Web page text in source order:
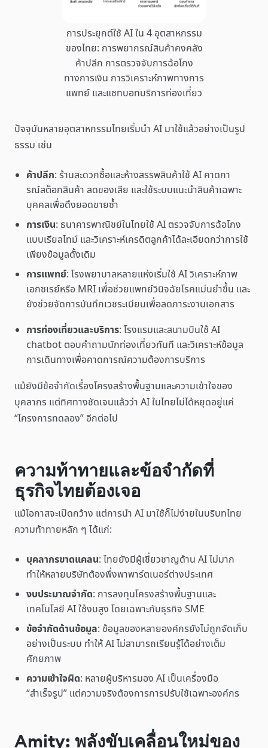
การประยุกต์ใช้ AI ใน 4 อุตสาหกรรม
ของไทย: การพยากรณ์สินค้าคงคลัง
ค้าปลีก การตรวจจับการฉ้อโกง
ทางการเงิน การวิเคราะห์ภาพทางการ
แพทย์ และแชทบอทบริการท่องเที่ยว
ปัจจุบันหลายอุตสาหกรรมไทยเริ่มนำ AI มาใช้แล้วอย่างเป็นรูป
ธรรม เช่น
ค้าปลีก: ร้านสะดวกซื้อและห้างสรรพสินค้าใช้ AI คาดกา
รณ์สต็อกสินค้า ลดของเสีย และใช้ระบบแนะนำสินค้าเฉพาะ
บุคคลเพื่อดึงยอดขายซ้ำ
การเงิน: ธนาคารพาณิชย์ในไทยใช้ AI ตรวจจับการฉ้อโกง
แบบเรียลไทม์ และวิเคราะห์เครดิตลูกค้าได้ละเอียดกว่าการใช้
เพียงข้อมูลดั้งเดิม
การแพทย์: โรงพยาบาลหลายแห่งเริ่มใช้ AI วิเคราะห์ภาพ
เอกซเรย์หรือ MRI เพื่อช่วยแพทย์วินิจฉัยโรคแม่นยำขึ้น และ
ยังช่วยจัดการบันทึกเวชระเบียนเพื่อลดภาระงานเอกสาร
การท่องเที่ยวและบริการ: โรงแรมและสนามบินใช้ AI
chatbot ตอบคำถามนักท่องเที่ยวทันที และวิเคราะห์ข้อมูล
การเดินทางเพื่อคาดการณ์ความต้องการบริการ
แม้ยังมีข้อจำกัดเรื่องโครงสร้างพื้นฐานและความเข้าใจของ
บุคลากร แต่ทิศทางชัดเจนแล้วว่า AI ในไทยไม่ได้หยุดอยู่แค่
“โครงการทดลอง” อีกต่อไป
ความท้าทายและข้อจำกัดที่
ธุรกิจไทยต้องเจอ
แม้โอกาสจะเปิดกว้าง แต่การนำ AI มาใช้ก็ไม่ง่ายในบริบทไทย
ความท้าทายหลัก ๆ ได้แก่:
บุคลากรขาดแคลน: ไทยยังมีผู้เชี่ยวชาญด้าน AI ไม่มาก
ทำให้หลายบริษัทต้องพึ่งพาพาร์ตเนอร์ต่างประเทศ
งบประมาณจำกัด: การลงทุนโครงสร้างพื้นฐานและ
เทคโนโลยี AI ใช้งบสูง โดยเฉพาะกับธุรกิจ SME
ข้อจำกัดด้านข้อมูล: ข้อมูลของหลายองค์กรยังไม่ถูกจัดเก็บ
อย่างเป็นระบบ ทำให้ AI ไม่สามารถเรียนรู้ได้อย่างเต็ม
ศักยภาพ
ความเข้าใจผิด: หลายผู้บริหารมอง AI เป็นเครื่องมือ
“สำเร็จรูป” แต่ความจริงต้องการการปรับใช้เฉพาะองค์กร
Amity: พลังขับเคลื่อนใหม่ของ